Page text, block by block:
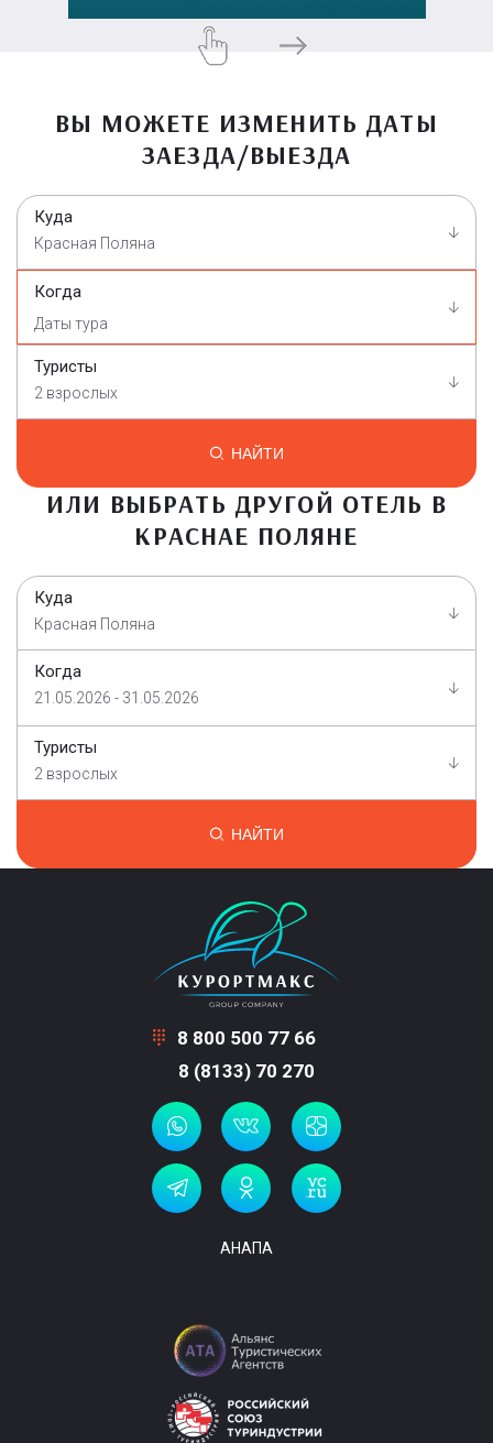
ВЫ МОЖЕТЕ ИЗМЕНИТЬ ДАТЫ
ЗАЕЗДА/ВЫЕЗДА
Куда
Красная Поляна
Когда
Туристы
2 взрослых
НАЙТИ
ИЛИ ВЫБРАТЬ ДРУГОЙ ОТЕЛЬ В
КРАСНАЕ ПОЛЯНЕ
Куда
Красная Поляна
Когда
21.05.2026 - 31.05.2026
Туристы
2 взрослых
НАЙТИ
8 800 500 77 66
8 (8133) 70 270
АНАПА